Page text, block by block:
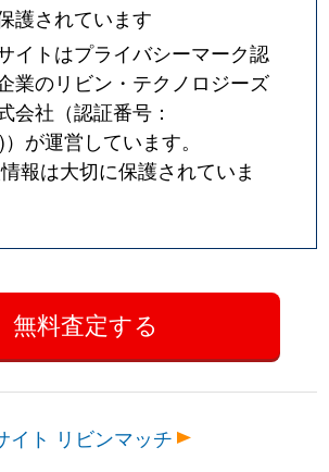
3,400万円
2,100万円 西川口
徒歩5
2,400万円 西川口
1,100万円 西川口
4,100万円 川口
徒歩15
5,900万円
1,000万円 川口
徒歩11
1,900万円 川口
護されています
イトはプライバシーマーク認
業のリビン・テクノロジーズ
会社（認証番号：
）が運営しています。
報は大切に保護されていま
イト リビンマッチ